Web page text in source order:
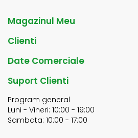
Magazinul Meu
Clienti
Date Comerciale
Suport Clienti
Program general
Luni - Vineri: 10:00 - 19:00
Sambata: 10:00 - 17:00